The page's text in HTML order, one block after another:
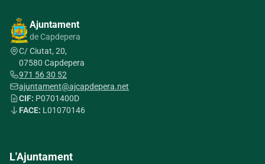
Ajuntament
de Capdepera
C/ Ciutat, 20,
07580 Capdepera
971 56 30 52
ajuntament@ajcapdepera.net
CIF: P0701400D
FACE: L01070146
L'Ajuntament